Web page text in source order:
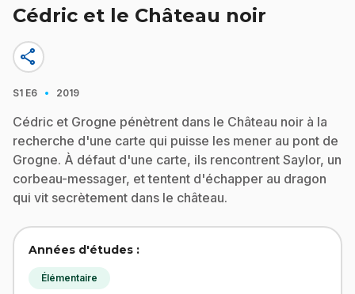
Cédric et le Château noir
share
S1 E6 · 2019
Cédric et Grogne pénètrent dans le Château noir à la
recherche d'une carte qui puisse les mener au pont de
Grogne. À défaut d'une carte, ils rencontrent Saylor, un
corbeau-messager, et tentent d'échapper au dragon
qui vit secrètement dans le château.
Années d'études :
Élémentaire